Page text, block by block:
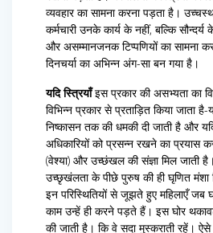
व्यवहार का सामना करना पड़ता है।
कर्मचारी उनके कार्य के नहीं, बल्कि
और असम्मानजनक टिप्पणियों का सामना
दिनचर्या का अभिन्न अंग-सा बन गया है।
यदि स्त्रियाँइस प्रकार की असभ्यता का
विभिन्न प्रकार से प्रताड़ित किया जाता
निष्कासन तक की धमकी दी जाती है और
अधिकारियों को प्रसन्न रखने का प्रयास
(वेश्या) और उच्छंखल की संज्ञा मिल जाती
उच्छृखंलता के पीछे पुरुष की ही घृणित मंशा
इन परिस्थितियों से जूझते हुए महिलाएँ जब
काम उन्हें ही करने पड़ते हैं। इस घोर
की जाती है। कि वे सदा मुस्कराती रहें।